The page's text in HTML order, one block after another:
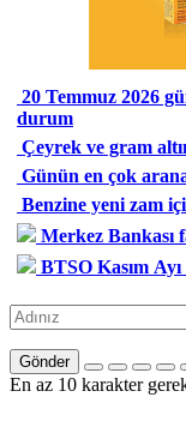
20 Temmuz 2026
durum
Çeyrek ve gram
Günün en çok
Benzine yeni zam
Merkez Bankası
BTSO Kasım
Gönder
En az 10 karakter